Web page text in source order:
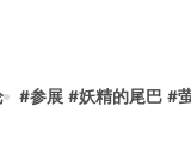
#参展 #妖精的尾巴 #